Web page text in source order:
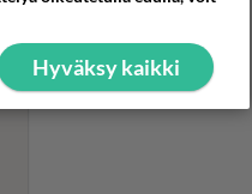
Hyväksy kaikki